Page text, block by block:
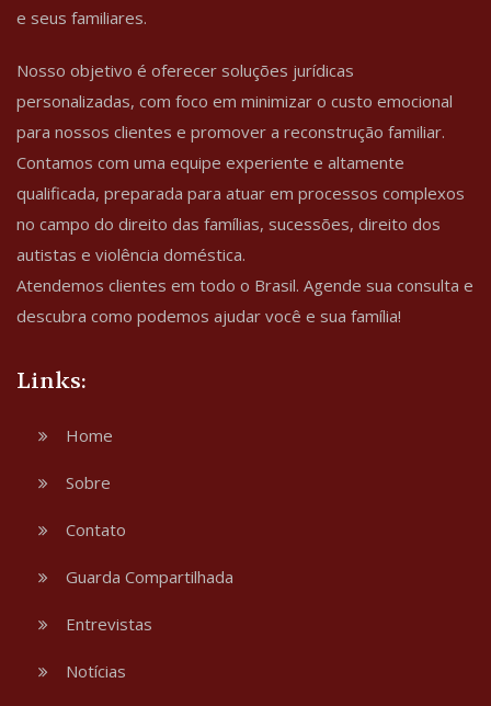
e seus familiares.
Nosso objetivo é oferecer soluções jurídicas
personalizadas, com foco em minimizar o custo emocional
para nossos clientes e promover a reconstrução familiar.
Contamos com uma equipe experiente e altamente
qualificada, preparada para atuar em processos complexos
no campo do direito das famílias, sucessões, direito dos
autistas e violência doméstica.
Atendemos clientes em todo o Brasil. Agende sua consulta e
descubra como podemos ajudar você e sua família!
Links:
Home
Sobre
Contato
Guarda Compartilhada
Entrevistas
Notícias